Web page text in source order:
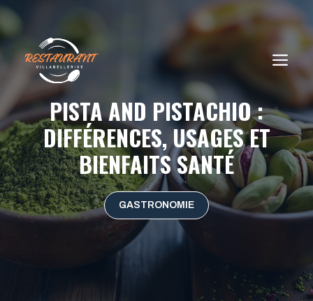
Aller
au
contenu
PISTA AND PISTACHIO :
DIFFÉRENCES, USAGES ET
BIENFAITS SANTÉ
GASTRONOMIE